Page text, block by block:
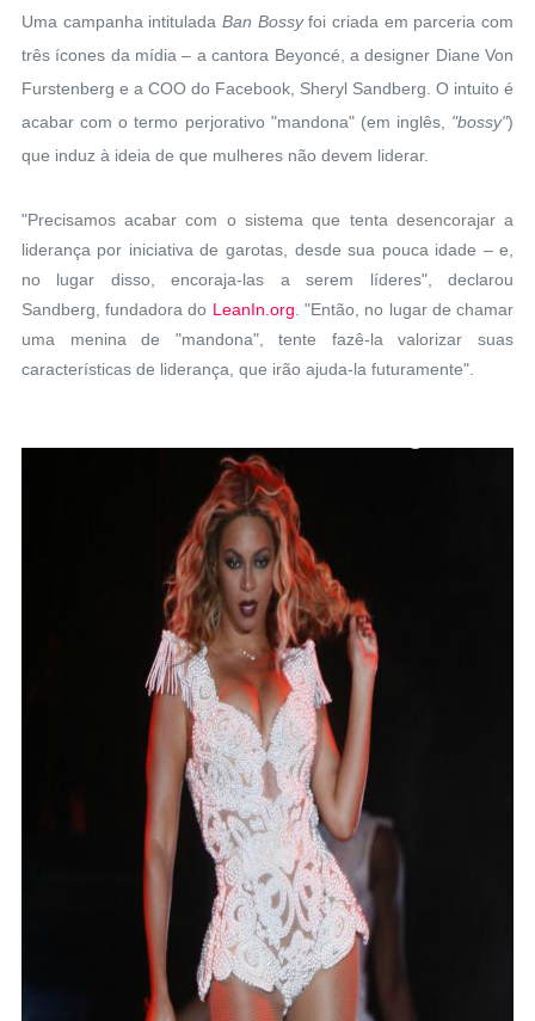
Uma campanha intitulada Ban Bossyfoi criada em parceria com
três ícones da mídia – a cantora Beyoncé, a designer Diane Von
Furstenberg e a COO do Facebook, Sheryl Sandberg. O intuito é
acabar com o termo perjorativo "mandona" (em inglês, "bossy")
que induz à ideia de que mulheres não devem liderar.
"Precisamos acabar com o sistema que tenta desencorajar a
liderança por iniciativa de garotas, desde sua pouca idade – e,
no lugar disso, encoraja-las a serem líderes", declarou
Sandberg, fundadora do LeanIn.org . "Então, no lugar de chamar
uma menina de "mandona", tente fazê-la valorizar suas
características de liderança, que irão ajuda-la futuramente".